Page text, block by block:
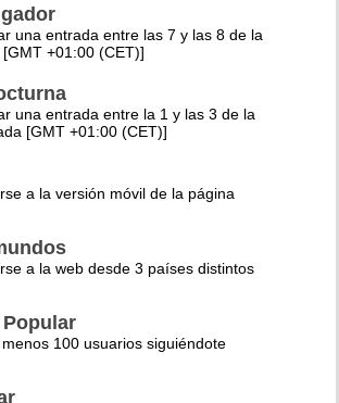
una entrada entre las 7 y las 8 de la
+01:00 (CET)]
una entrada entre la 1 y las 3 de la
[GMT +01:00 (CET)]
a la versión móvil de la página
a la web desde 3 países distintos
100 usuarios siguiéndote